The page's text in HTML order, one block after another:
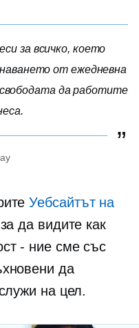
за всичко, което
от ежедневна
да работите
Уебсайтът на
да видите как
- ние смесъс
да
на цел.